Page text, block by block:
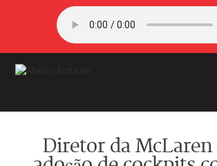
Diretor da